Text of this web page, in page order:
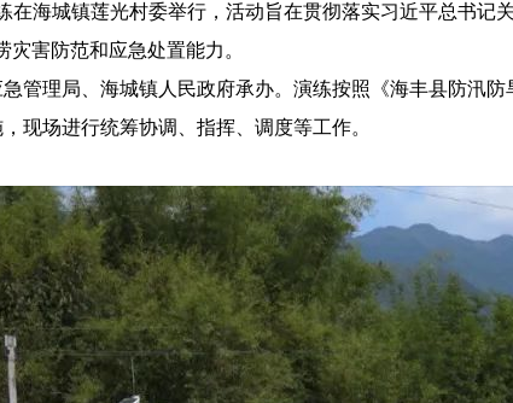
海城镇莲光村委举行，活动旨在贯彻落实习近平总书记
害防范和应急处置能力。
理局、海城镇人民政府承办。演练按照《海丰县防汛防
现场进行统筹协调、指挥、调度等工作。